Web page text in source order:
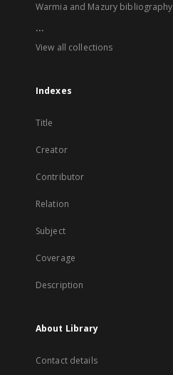
Warmia and Mazury bibliography
...
View all collections
Indexes
Title
Creator
Contributor
Relation
Subject
Coverage
Description
About Library
Contact details